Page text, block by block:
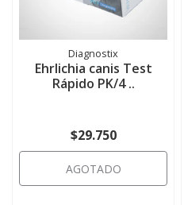
Diagnostix
Ehrlichia canis Test
Rápido PK/4 ..
$29.750
AGOTADO